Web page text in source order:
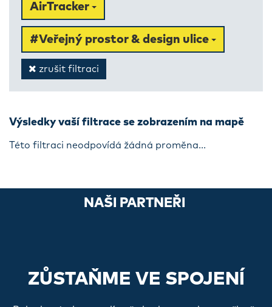
AirTracker
#Veřejný prostor & design ulice
zrušit filtraci
Výsledky vaší filtrace se zobrazením na mapě
Této filtraci neodpovídá žádná proměna...
NAŠI PARTNEŘI
ZŮSTAŇME VE SPOJENÍ